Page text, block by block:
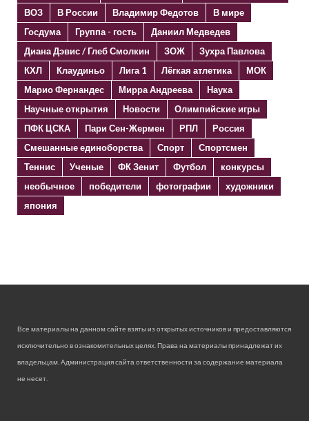
ВОЗ
В России Владимир Федотов
В мире
Госдума
Группа - гость
Даниил Медведев
Диана Дэвис / Глеб Смолкин
ЗОЖ
Зухра Павлова
КХЛ
Клаудиньо Лига 1 Лёгкая атлетика
МОК
Марио Фернандес
Мирра Андреева
Наука
Научные открытия
Новости
Олимпийские игры
ПФК ЦСКА
Пари Сен-Жермен РПЛ
Россия
Смешанные единоборства
Спорт
Спортсмен
Теннис
Ученые ФК Зенит Футбол
конкурсы
необычное
победители фотографии
художники
япония
Все материалы на данном сайте взяты из открытых источников и предоставляются
исключительно в ознакомительных целях. Права на материалы принадлежат их
владельцам. Администрация сайта ответственности за содержание материала
не несет.